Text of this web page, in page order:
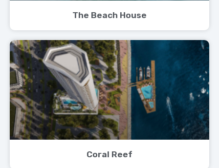
The Beach House
Coral Reef